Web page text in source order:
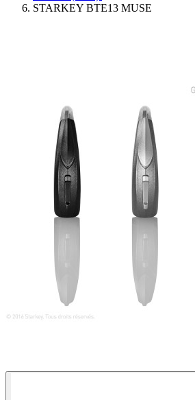
STARKEY BTE13 MUSE